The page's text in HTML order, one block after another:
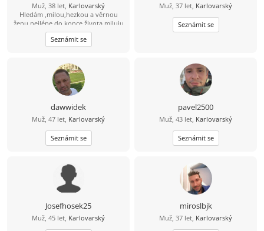
Muž, 38 let, Karlovarský
Hledám ,milou,hezkou a věrnou
ženu nejlépe do konce života,miluju
přírodu,jízdu na kole, masáže,more,
sluníčko,poznávání nových zemí
Seznámit se
Muž, 37 let, Karlovarský
Seznámit se
dawwidek
Muž, 47 let, Karlovarský
Seznámit se
pavel2500
Muž, 43 let, Karlovarský
Seznámit se
Josefhosek25
Muž, 45 let, Karlovarský
miroslbjk
Muž, 37 let, Karlovarský